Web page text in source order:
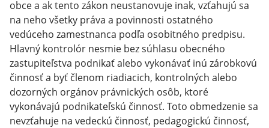
obce a ak tento zákon neustanovuje inak, vzťahujú sa
na neho všetky práva a povinnosti ostatného
vedúceho zamestnanca podľa osobitného predpisu.
Hlavný kontrolór nesmie bez súhlasu obecného
zastupiteľstva podnikať alebo vykonávať inú zárobkovú
činnosť a byť členom riadiacich, kontrolných alebo
dozorných orgánov právnických osôb, ktoré
vykonávajú podnikateľskú činnosť. Toto obmedzenie sa
nevzťahuje na vedeckú činnosť, pedagogickú činnosť,